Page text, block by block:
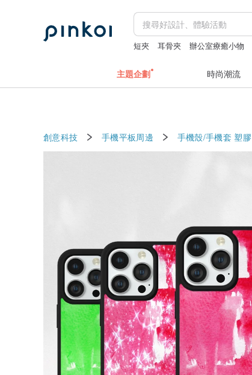
短夾 耳骨夾 辦公室療癒小物
主題企劃 時尚潮流
創意科技 手機平板周邊 手機殼/手機套 塑膠